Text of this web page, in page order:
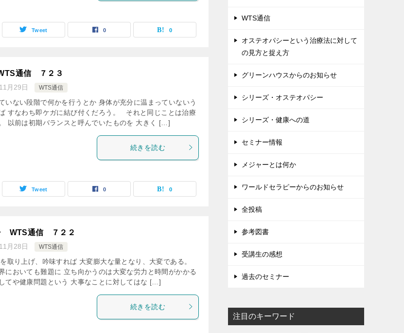
Tweet 0 0
通信 ７２３
月29日 WTS通信
いない段階で何かを行うとか 身体が充分に温まっていないう
すなわち即ケガに結び付くだろう。 それと同じことは治療
以前は初期バランスと呼んでいたものを 大きく […]
続きを読む
Tweet 0 0
･ WTS通信 ７２２
月28日 WTS通信
取り上げ、吟味すれば 大変膨大な量となり、大変である。
においても難題に 立ち向かうのは大変な労力と時間がかかる
てや健康問題という 大事なことに対してはな […]
続きを読む
WTS通信
オステオパシーという治療法に対して
の見方と捉え方
グリーンハウスからのお知らせ
シリーズ・オステオパシー
シリーズ・健康への道
セミナー情報
メジャーとは何か
ワールドセラピーからのお知らせ
全投稿
参考図書
受講生の感想
過去のセミナー
注目のキーワード